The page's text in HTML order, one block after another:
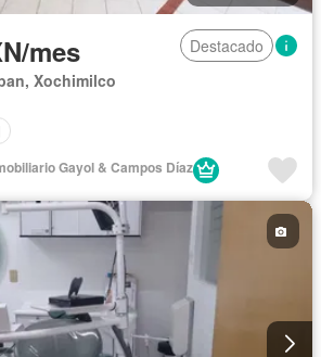
mes
Destacado
Xochimilco
Gayol & Campos Díaz